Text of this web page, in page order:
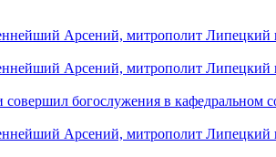
Арсений, митрополит Липецкий
Арсений, митрополит Липецкий
совершил богослужения в кафедральном
Арсений, митрополит Липецкий и